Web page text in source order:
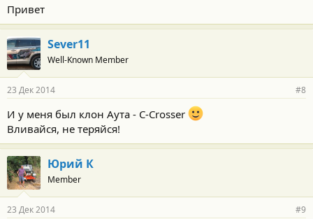
Привет
Sever11
Well-Known Member
23 Дек 2014 #8
И у меня был клон Аута - C-Crosser
Вливайся, не теряйся!
Юрий К
Member
23 Дек 2014 #9